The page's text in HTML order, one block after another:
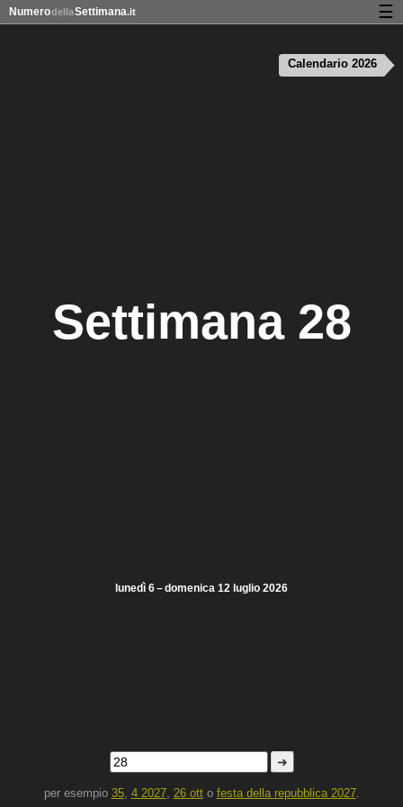
Settimana 28
lunedì 6 – domenica 12 luglio 2026
➜
per esempio 35, 4 2027, 26 otto festa della repubblica 2027.
Calendario 2026
NumerodellaSettimana.it ☰